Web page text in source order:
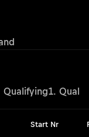
Qualifying1.
Start Nr